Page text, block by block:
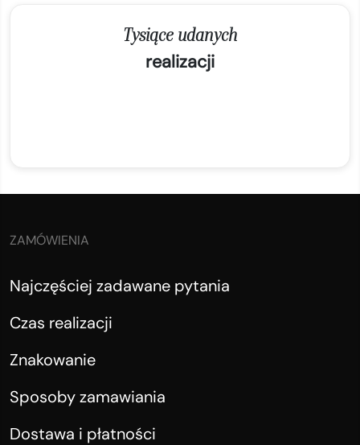
ZAMÓWIENIA
Najczęściej zadawane pytania
Czas realizacji
Znakowanie
Sposoby zamawiania
Dostawa i płatności